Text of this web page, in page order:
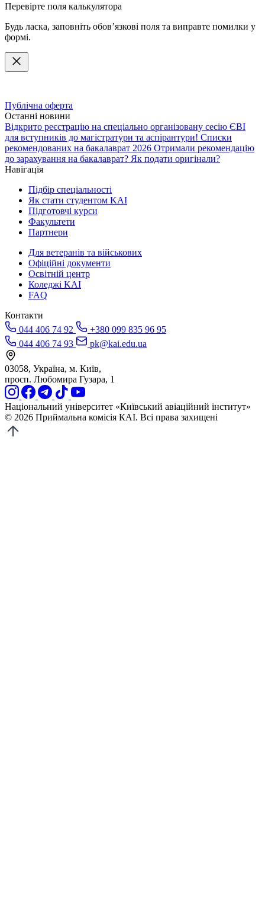
Перевірте поля калькулятора
Будь ласка, заповніть обов’язкові поля та виправте помилки у
формі.
Публічна оферта
Останні новини
Відкрито реєстрацію на спеціально організовану сесію ЄВІ
для вступників до магістратури та аспірантури! Списки
рекомендованих на бакалаврат 2026 Отримали рекомендацію
до зарахування на бакалаврат? Як подати оригінали?
Навігація
Підбір спеціальності
Як стати студентом KAI
Підготовчі курси
Факультети
Партнери
Для ветеранів та військових
Офіційні документи
Освітній центр
Коледжі KAI
FAQ
Контакти
044 406 74 92
+380 099 835 96 95
044 406 74 93
pk@kai.edu.ua
03058, Україна, м. Київ,
просп. Любомира Гузара, 1
Національний університет «Київський авіаційний інститут»
© 2026 Приймальна комісія КАІ. Всі права захищені